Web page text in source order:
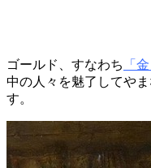
ゴールド、すなわち 「
中の人々を魅了してや
す。